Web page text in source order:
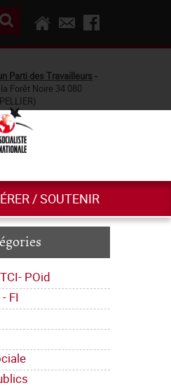
Parti des Travailleurs -
Forêt Noire 34 080
/ SOUTENIR
POid
FI